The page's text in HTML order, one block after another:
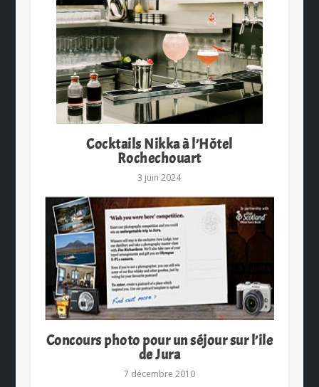
Cocktails Nikka à l’Hôtel
Rochechouart
3 juin 2024
Concours photo pour un séjour sur l’ile
de Jura
7 décembre 2010